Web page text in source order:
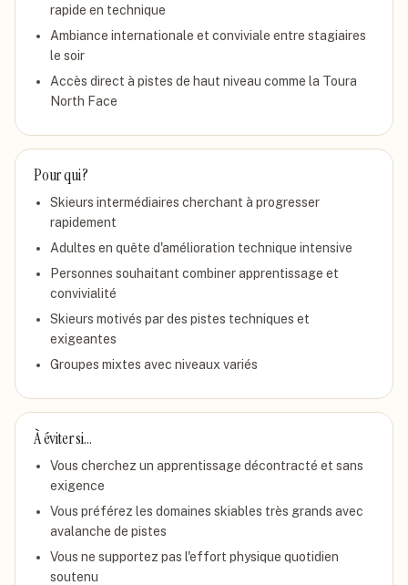
rapide en technique
Ambiance internationale et conviviale entre stagiaires
le soir
Accès direct à pistes de haut niveau comme la Toura
North Face
Pour qui ?
Skieurs intermédiaires cherchant à progresser
rapidement
Adultes en quête d'amélioration technique intensive
Personnes souhaitant combiner apprentissage et
convivialité
Skieurs motivés par des pistes techniques et
exigeantes
Groupes mixtes avec niveaux variés
À éviter si…
Vous cherchez un apprentissage décontracté et sans
exigence
Vous préférez les domaines skiables très grands avec
avalanche de pistes
Vous ne supportez pas l'effort physique quotidien
soutenu